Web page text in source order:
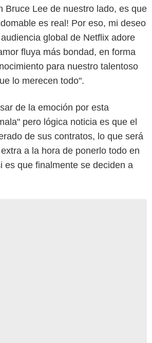
Bruce Lee de nuestro lado, es que
es real! Por eso, mi deseo
global de Netflix adore
fluya más bondad, en forma
para nuestro talentoso
lo merecen todo".
de la emoción por esta
pero lógica noticia es que el
de sus contratos, lo que será
a la hora de ponerlo todo en
es que finalmente se deciden a